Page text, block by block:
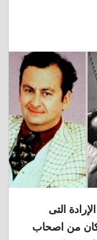
التى
كان من اصحاب